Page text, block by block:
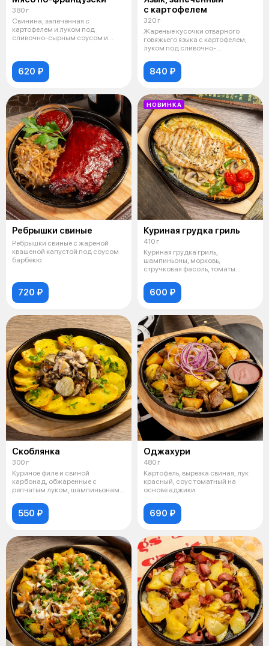
380 г
Свинина, запеченная с
картофелем и луком под
сливочно-сырным соусом и
620 ₽
с картофелем
320 г
Жареные кусочки отварного
говяжьего языка с картофелем,
луком под сливочно-
840 ₽
Ребрышки свиные
Ребрышки свиные с жареной
квашеной капустой под соусом
барбекю
720 ₽
НОВИНКА
Куриная грудка гриль
410 г
Куриная грудка гриль,
шампиньоны, морковь,
стручковая фасоль, томаты
600 ₽
Скоблянка
300 г
Куриное филе и свиной
карбонад, обжаренные с
репчатым луком, шампиньонами
550 ₽
Оджахури
480 г
Картофель, вырезка свиная, лук
красный, соус томатный на
основе аджики
690 ₽